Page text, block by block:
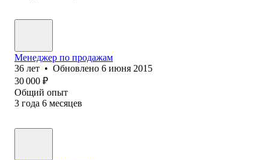
Менеджер по продажам
36 лет • Обновлено 6 июня 2015
30 000 ₽
Общий опыт
3 года 6 месяцев